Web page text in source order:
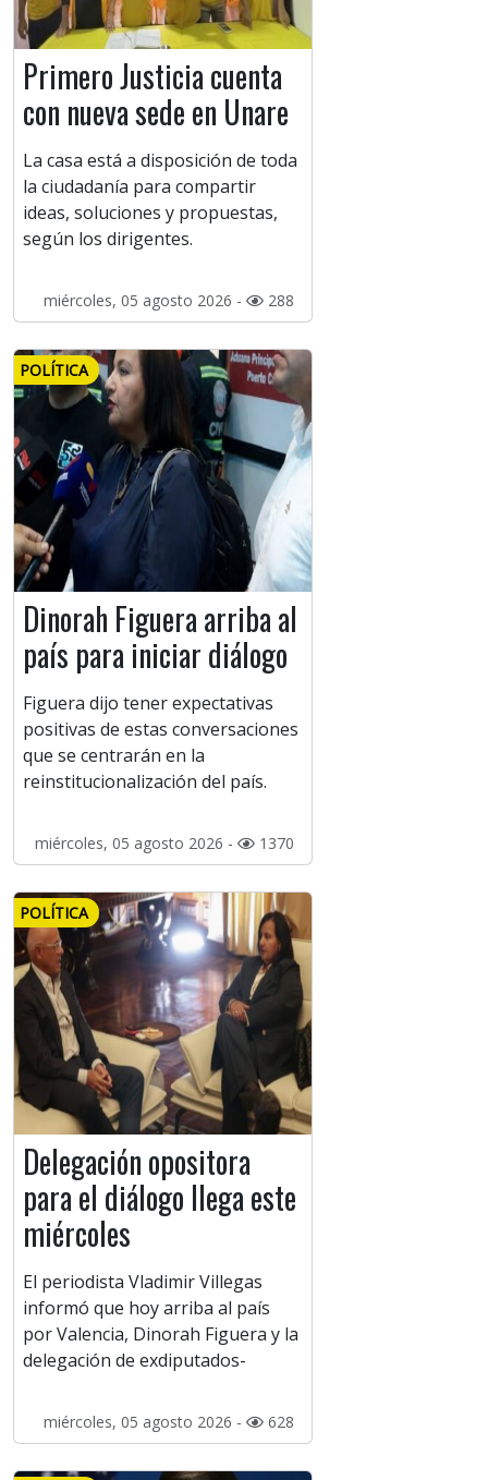
Primero Justicia cuenta
con nueva sede en Unare
La casa está a disposición de toda
la ciudadanía para compartir
ideas, soluciones y propuestas,
según los dirigentes.
miércoles, 05 agosto 2026 - 288
POLÍTICA
Dinorah Figuera arriba al
país para iniciar diálogo
Figuera dijo tener expectativas
positivas de estas conversaciones
que se centrarán en la
reinstitucionalización del país.
miércoles, 05 agosto 2026 - 1370
POLÍTICA
Delegación opositora
para el diálogo llega este
miércoles
El periodista Vladimir Villegas
informó que hoy arriba al país
por Valencia, Dinorah Figuera y la
delegación de exdiputados-
miércoles, 05 agosto 2026 - 628